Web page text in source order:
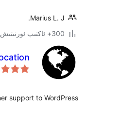
Marius L. J.
300+ ئاكتىپ ئورنىتىش
support to WordPress.